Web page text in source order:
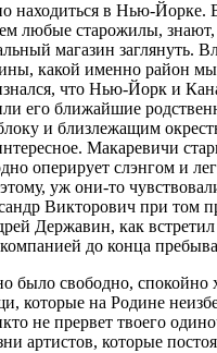
находиться в Нью-Йорке.
любые старожилы, знают,
магазин заглянуть.
какой именно район
что Нью-Йорк и
его ближайшие
и близлежащим
Макаревичи
оперирует слэнгом и
уж они-то
Викторович при том
Державин, как
до конца
было свободно,
которые на Родине
не прервет твоего
артистов, которые